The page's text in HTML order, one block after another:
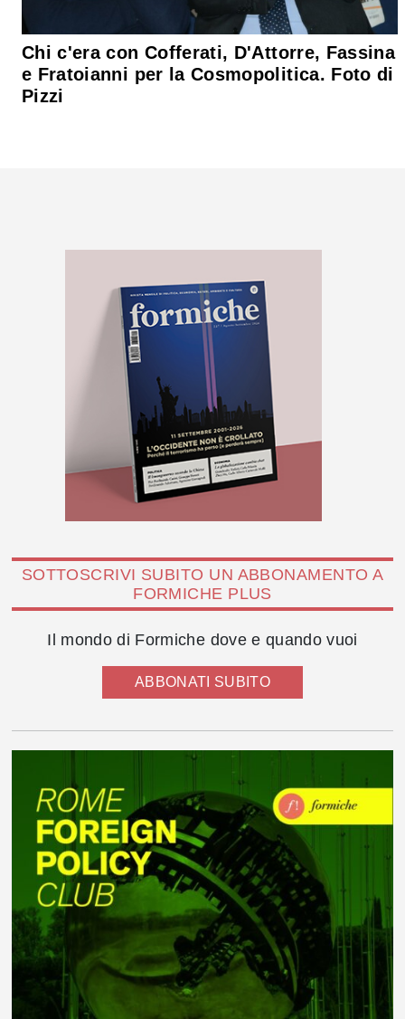
Chi c'era con Cofferati, D'Attorre, Fassina
e Fratoianni per la Cosmopolitica. Foto di
Pizzi
SOTTOSCRIVI SUBITO UN ABBONAMENTO A
FORMICHE PLUS
Il mondo di Formiche dove e quando vuoi
ABBONATI SUBITO